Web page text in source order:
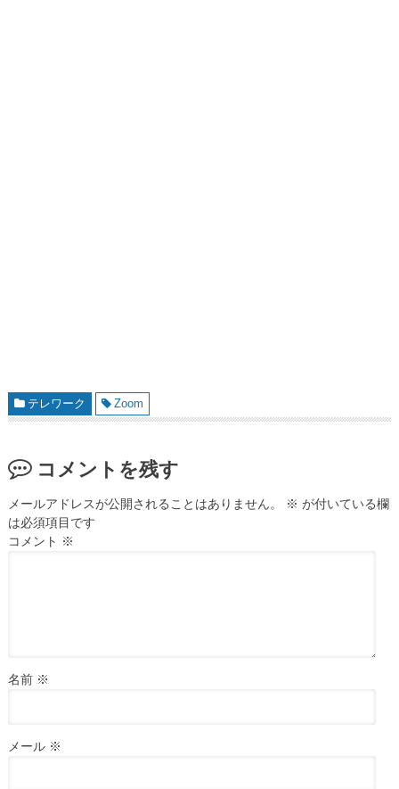
テレワーク Zoom
コメントを残す
メールアドレスが公開されることはありません。 ※ が付いている欄
は必須項目です
コメント ※
名前 ※
メール ※